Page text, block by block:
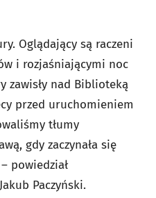
Oglądający są raczeni
i rozjaśniającymi noc
zawisły nad Biblioteką
przed uruchomieniem
tłumy
gdy zaczynała się
powiedział
Paczyński.